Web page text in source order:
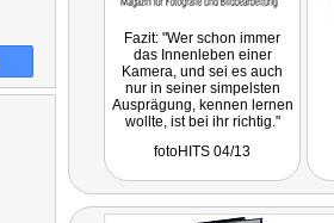
Fazit: "Wer schon immer
das Innenleben einer
Kamera, und sei es auch
nur in seiner simpelsten
Ausprägung, kennen lernen
wollte, ist bei ihr richtig."
fotoHITS 04/13